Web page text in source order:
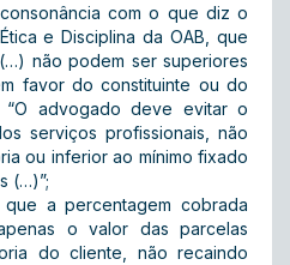
com o que diz o
e Disciplina da OAB, que
não podem ser superiores
favor do constituinte ou do
advogado deve evitar o
serviços profissionais, não
ou inferior ao mínimo fixado
(…)”;
a percentagem cobrada
o valor das parcelas
do cliente, não recaindo